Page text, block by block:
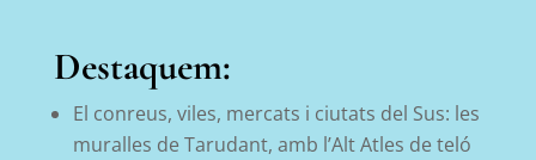
Destaquem:
El conreus, viles, mercats i ciutats del Sus: les
muralles de Tarudant, amb l’Alt Atles de teló